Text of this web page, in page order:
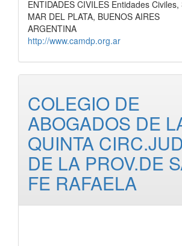
ENTIDADES CIVILES Entidades
MAR DEL PLATA, BUENOS AIRES
ARGENTINA
http://www.camdp.org.ar
COLEGIO DE
ABOGADOS DE
QUINTA
DE LA PROV.DE
FE RAFAELA